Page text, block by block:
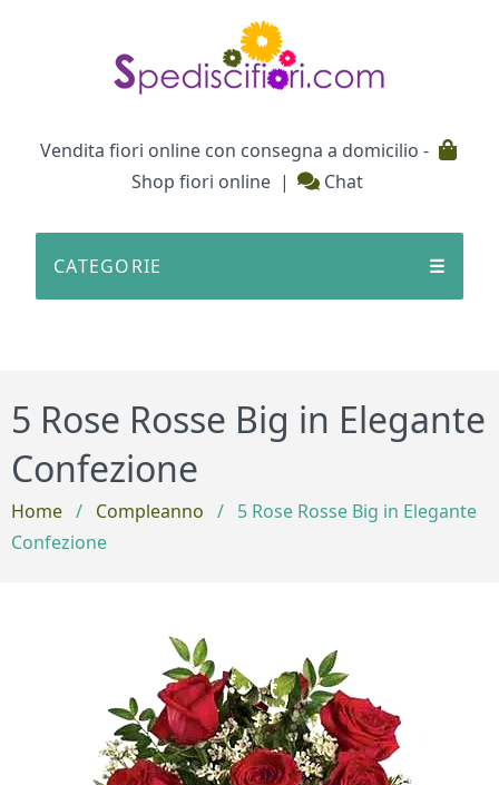
Vendita fiori online con consegna a domicilio -
Shop fiori online | Chat
CATEGORIE ☰
5 Rose Rosse Big in Elegante
Confezione
Home / Compleanno / 5 Rose Rosse Big in Elegante
Confezione